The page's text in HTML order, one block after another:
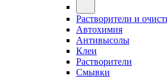
Растворители и
Автохимия
Антивысолы
Клеи
Растворители
Смывки